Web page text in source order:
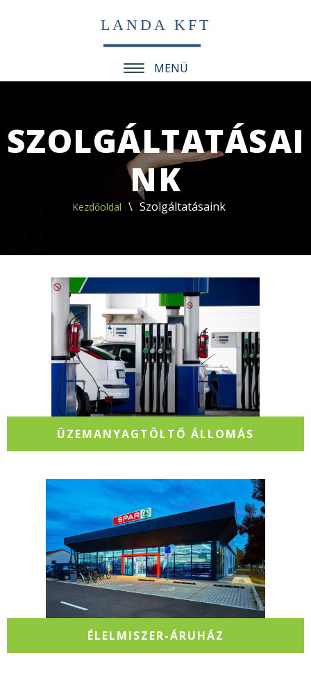
LANDA KFT
MENÜ
SZOLGÁLTATÁSAI
NK
Kezdőoldal Szolgáltatásaink
ÜZEMANYAGTÖLTŐ ÁLLOMÁS
ÉLELMISZER-ÁRUHÁZ